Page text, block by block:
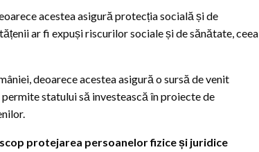
acestea asigură protecția socială și de
ar fi expuși riscurilor sociale și de sănătate, ceea
deoarece acestea asigură o sursă de venit
statului să investească în proiecte de
protejarea persoanelor fizice și juridice